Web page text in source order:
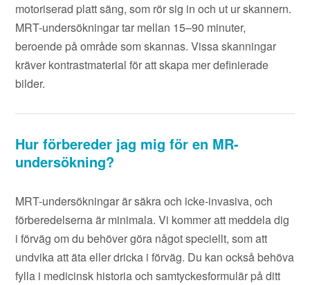
motoriserad platt säng, som rör sig in och ut ur skannern.
MRT-undersökningar tar mellan 15–90 minuter,
beroende på område som skannas. Vissa skanningar
kräver kontrastmaterial för att skapa mer definierade
bilder.
Hur förbereder jag mig för en MR-
undersökning?
MRT-undersökningar är säkra och icke-invasiva, och
förberedelserna är minimala. Vi kommer att meddela dig
i förväg om du behöver göra något speciellt, som att
undvika att äta eller dricka i förväg. Du kan också behöva
fylla i medicinsk historia och samtyckesformulär på ditt